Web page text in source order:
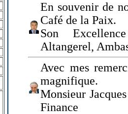
En souvenir de
Café de la Paix.
Son
Altangerel,
Avec mes
magnifique.
Monsieur
Finance